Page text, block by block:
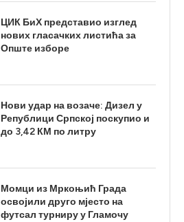
ЦИК БиХ представио изглед
нових гласачких листића за
Опште изборе
Нови удар на возаче: Дизел у
Републици Српској поскупио и
до 3,42 КМ по литру
Момци из Мркоњић Града
освојили друго мјесто на
футсал турниру у Гламочу